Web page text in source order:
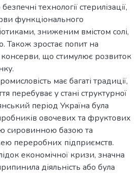
технології стерилізації,
функціонального
зниженим вмістом солі,
Також зростає попит на
консерви, що стимулює розвиток
має багаті традиції,
перебуває у стані структурної
період Україна була
овочевих та фруктових
сировинною базою та
переробних підприємств.
економічної кризи, значна
діяльність або була